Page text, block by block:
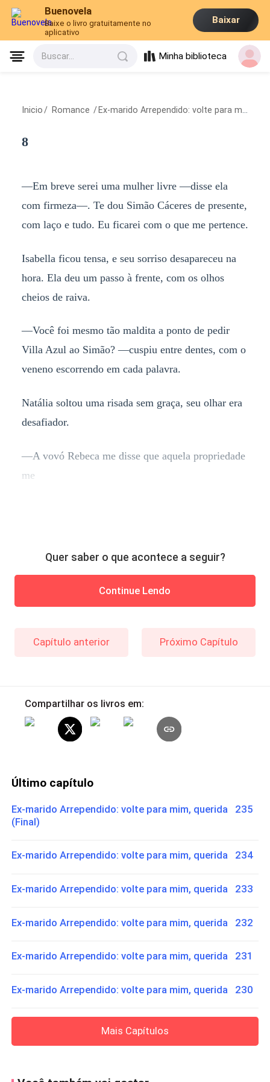
Buenovela
Baixe o livro gratuitamente no
aplicativo
Baixar
Buscar... Minha biblioteca
Inicio / Romance / Ex-marido Arrependido: volte para mim, querida
8
—Em breve serei uma mulher livre —disse ela
com firmeza—. Te dou Simão Cáceres de presente,
com laço e tudo. Eu ficarei com o que me pertence.
Isabella ficou tensa, e seu sorriso desapareceu na
hora. Ela deu um passo à frente, com os olhos
cheios de raiva.
—Você foi mesmo tão maldita a ponto de pedir
Villa Azul ao Simão? —cuspiu entre dentes, com o
veneno escorrendo em cada palavra.
Natália soltou uma risada sem graça, seu olhar era
desafiador.
—A vovó Rebeca me disse que aquela propriedade
me
Quer saber o que acontece a seguir?
Continue Lendo
Capítulo anterior Próximo Capítulo
Compartilhar os livros em:
Último capítulo
Ex-marido Arrependido: volte para mim, querida 235
(Final)
Ex-marido Arrependido: volte para mim, querida 234
Ex-marido Arrependido: volte para mim, querida 233
Ex-marido Arrependido: volte para mim, querida 232
Ex-marido Arrependido: volte para mim, querida 231
Ex-marido Arrependido: volte para mim, querida 230
Mais Capítulos